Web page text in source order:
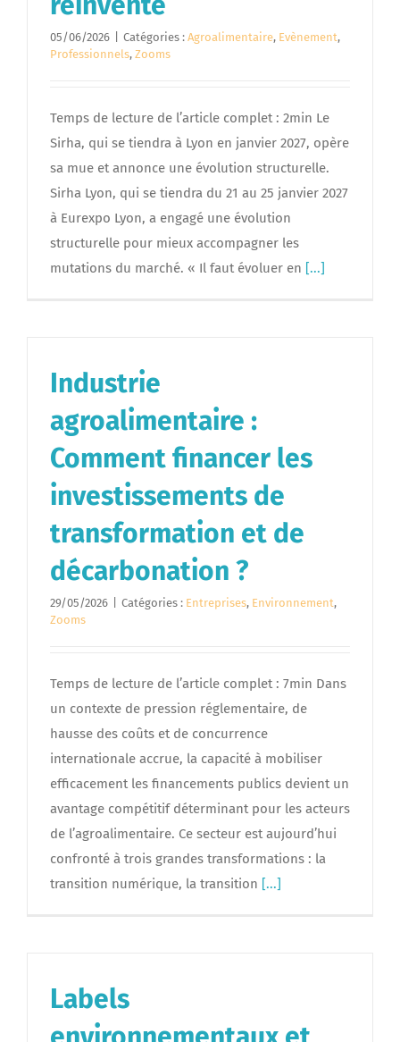
05/06/2026 Catégories : Agroalimentaire, Evènement,
Professionnels, Zooms
Temps de lecture de l’article complet : 2min Le
Sirha, qui se tiendra à Lyon en janvier 2027, opère
sa mue et annonce une évolution structurelle.
Sirha Lyon, qui se tiendra du 21 au 25 janvier 2027
à Eurexpo Lyon, a engagé une évolution
structurelle pour mieux accompagner les
mutations du marché. « Il faut évoluer en [...]
Industrie
agroalimentaire :
Comment financer les
investissements de
transformation et de
décarbonation ?
29/05/2026 Catégories : Entreprises, Environnement,
Zooms
Temps de lecture de l’article complet : 7min Dans
un contexte de pression réglementaire, de
hausse des coûts et de concurrence
internationale accrue, la capacité à mobiliser
efficacement les financements publics devient un
avantage compétitif déterminant pour les acteurs
de l’agroalimentaire. Ce secteur est aujourd’hui
confronté à trois grandes transformations : la
transition numérique, la transition [...]
Labels